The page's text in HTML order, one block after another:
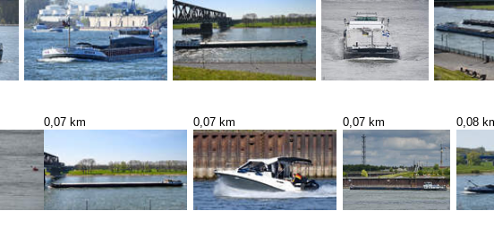
0,07 km 0,07 km 0,07 km 0,08